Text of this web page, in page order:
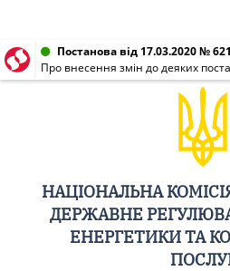
Постанова від 17.03.2020 № 621
Про внесення змін до деяких
НАЦІОНАЛЬНА
ДЕРЖАВНЕ
ЕНЕРГЕТИКИ ТА